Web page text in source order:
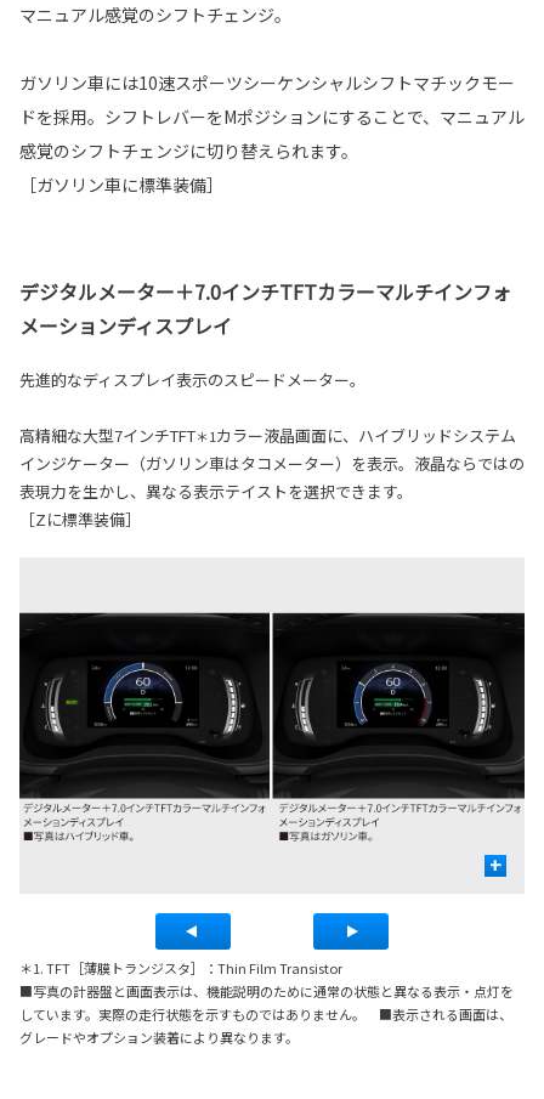
マニュアル感覚のシフトチェンジ。
ガソリン車には10速スポーツシーケンシャルシフトマチックモー
ドを採用。シフトレバーをMポジションにすることで、マニュアル
感覚のシフトチェンジに切り替えられます。
［ガソリン車に標準装備］
デジタルメーター＋7.0インチTFTカラーマルチインフォ
メーションディスプレイ
先進的なディスプレイ表示のスピードメーター。
高精細な大型7インチTFT＊1カラー液晶画面に、ハイブリッドシステム
インジケーター（ガソリン車はタコメーター）を表示。液晶ならではの
表現力を生かし、異なる表示テイストを選択できます。
［Zに標準装備］
+
＊1. TFT［薄膜トランジスタ］：Thin Film Transistor
■写真の計器盤と画面表示は、機能説明のために通常の状態と異なる表示・点灯を
しています。実際の走行状態を示すものではありません。 ■表示される画面は、
グレードやオプション装着により異なります。